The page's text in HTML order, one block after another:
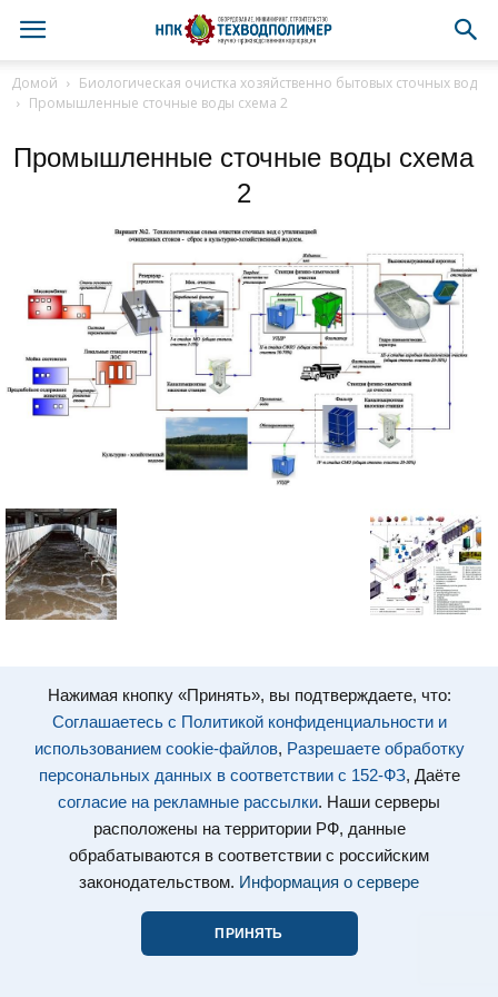
Нажимая кнопку «Принять», вы подтверждаете, что:
Соглашаетесь с Политикой конфиденциальности и
использованием cookie-файлов, Разрешаете обработку
персональных данных в соответствии с 152-ФЗ, Даёте
согласие на рекламные рассылки. Наши серверы
расположены на территории РФ, данные
обрабатываются в соответствии с российским
законодательством. Информация о сервере
ПРИНЯТЬ
Домой
Биологическая очистка хозяйственно бытовых сточных вод
Промышленные сточные воды схема 2
Промышленные сточные воды схема
2